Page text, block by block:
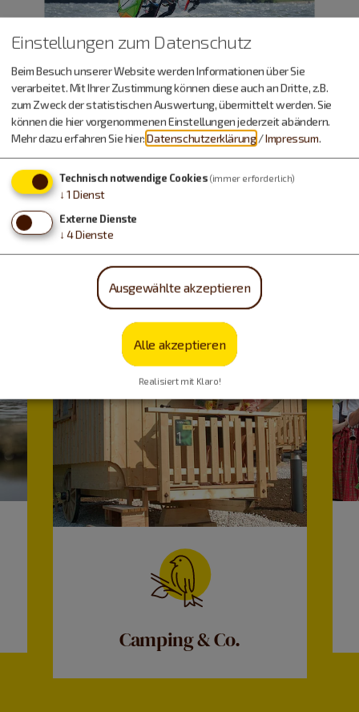
Urlaub machen, essen,
trinken…
Camping & Co.
Einstellungen zum Datenschutz
Beim Besuch unserer Website werden Informationen über Sie
verarbeitet. Mit Ihrer Zustimmung können diese auch an Dritte, z.B.
zum Zweck der statistischen Auswertung, übermittelt werden. Sie
können die hier vorgenommenen Einstellungen jederzeit abändern.
Mehr dazu erfahren Sie hier:Datenschutzerklärung /Impressum.
Technisch notwendige Cookies (immer erforderlich)
↓ 1 Dienst
Externe Dienste
↓ 4Dienste
Ausgewählte akzeptieren
Alle akzeptieren
Realisiert mit Klaro!